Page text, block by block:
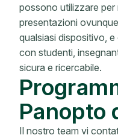
possono utilizzare per
presentazioni
qualsiasi dispositivo,
con studenti,
sicura e ricercabile.
Panopto
Il nostro team vi